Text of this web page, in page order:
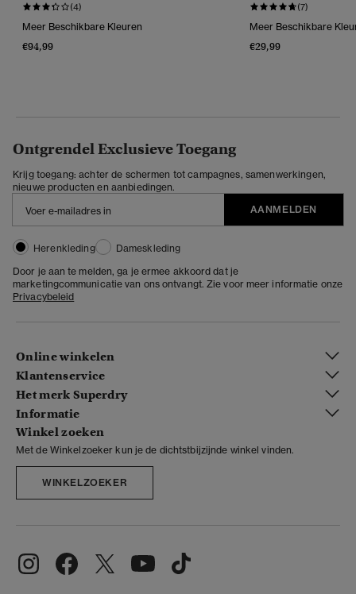
(4)
Meer Beschikbare Kleuren
€94,99
(7)
Meer Beschikbare
€29,99
Ontgrendel Exclusieve Toegang
Krijg toegang: achter de schermen tot campagnes, samenwerkingen,
nieuwe producten en aanbiedingen.
AANMELDEN
Herenkleding
Dameskleding
Door je aan te melden, ga je ermee akkoord dat je
marketingcommunicatie van ons ontvangt. Zie voor meer informatie onze
Privacybeleid
Online winkelen
Klantenservice
Het merk Superdry
Informatie
Winkel zoeken
Met de Winkelzoeker kun je de dichtstbijzijnde winkel vinden.
WINKELZOEKER